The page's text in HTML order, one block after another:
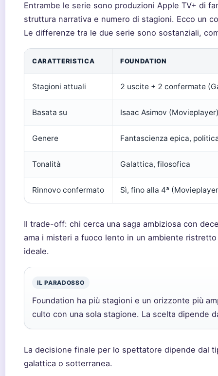
Entrambe le serie sono produzioni Apple TV+ di
struttura narrativa e numero di stagioni. Ecco un
Le differenze tra le due serie sono sostanziali,
CARATTERISTICA FOUNDATION
Stagioni attuali 2 uscite + 2 confermate
Basata su Isaac Asimov
Genere Fantascienza epica,
Tonalità Galattica, filosofica
Rinnovo confermato Sì, fino alla 4ª
Il trade-off: chi cerca una saga ambiziosa con
ama i misteri a fuoco lento in un ambiente
ideale.
IL PARADOSSO
Foundation ha più stagioni e un orizzonte più
culto con una sola stagione. La scelta dipende
La decisione finale per lo spettatore dipende dal
galattica o sotterranea.